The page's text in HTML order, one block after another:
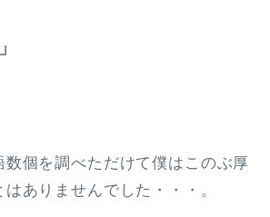
個を調べただけて僕はこのぶ厚
ありませんでした・・・。